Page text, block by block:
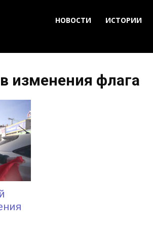
НОВОСТИ ИСТОРИИ
изменения флага